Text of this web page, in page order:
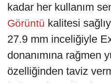
kadar her kullanım
Görüntü kalitesi
27.9 mm inceliğiyle
donanımına rağmen
özelliğinden taviz